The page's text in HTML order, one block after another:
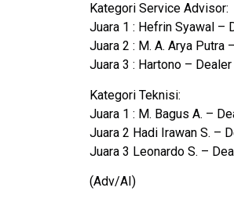
Kategori Service Advisor:
Juara 1 : Hefrin Syawal –
Juara 2 : M. A. Arya Putra
Juara 3 : Hartono –
Kategori Teknisi:
Juara 1 : M. Bagus A. –
Juara 2 Hadi Irawan S. –
Juara 3 Leonardo S. –
(Adv/AI)